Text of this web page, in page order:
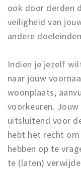
ook door derden
veiligheid van
andere
Indien je jezelf
naar jouw
woonplaats,
voorkeuren.
uitsluitend voor
hebt het recht
hebben op te
te (laten)